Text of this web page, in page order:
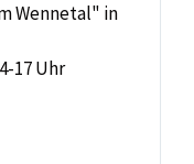
Wennetal" in
17 Uhr